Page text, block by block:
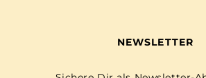
NEWSLETTER